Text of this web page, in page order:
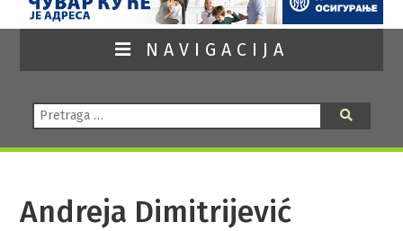
NAVIGACIJA
Pretraga:
Andreja Dimitrijević